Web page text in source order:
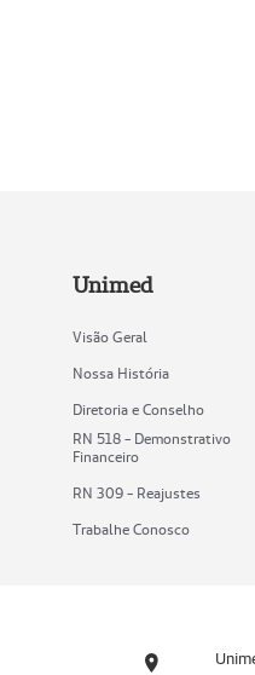
Unimed
Visão Geral
Nossa História
Diretoria e Conselho
RN 518 - Demonstrativo
Financeiro
RN 309 - Reajustes
Trabalhe Conosco